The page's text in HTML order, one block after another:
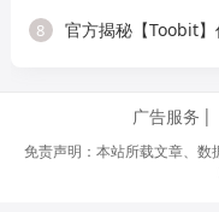
8 官方揭秘【Toobit】仿
广告服务
免责声明：本站所载文章、